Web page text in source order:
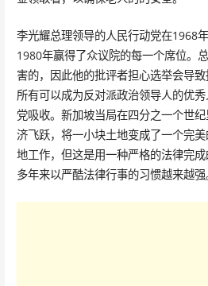
李光耀总理领导的人民行动党在1968
1980年赢得了众议院的每一个席位。
害的，因此他的批评者担心选举会导致
所有可以成为反对派政治领导人的优
党吸收。新加坡当局在四分之一个世
济飞跃，将一小块土地变成了一个完
地工作，但这是用一种严格的法律完成
多年来以严酷法律行事的习惯越来越强